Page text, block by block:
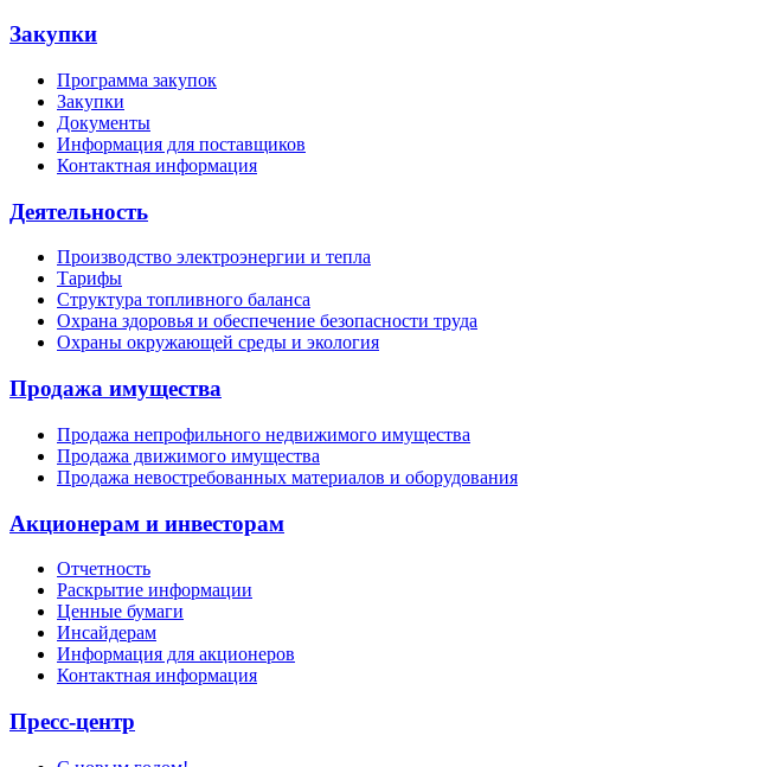
Закупки
Программа закупок
Закупки
Документы
Информация для поставщиков
Контактная информация
Деятельность
Производство электроэнергии и тепла
Тарифы
Структура топливного баланса
Охрана здоровья и обеспечение безопасности труда
Охраны окружающей среды и экология
Продажа имущества
Продажа непрофильного недвижимого имущества
Продажа движимого имущества
Продажа невостребованных материалов и оборудования
Акционерам и инвесторам
Отчетность
Раскрытие информации
Ценные бумаги
Инсайдерам
Информация для акционеров
Контактная информация
Пресс-центр